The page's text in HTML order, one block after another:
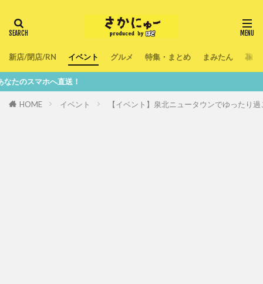
新店/閉店/RN イベント グルメ 特集・まとめ まみたん 暮ら
直送！
HOME イベント 【イベント】泉北ニュータウンでゆったり